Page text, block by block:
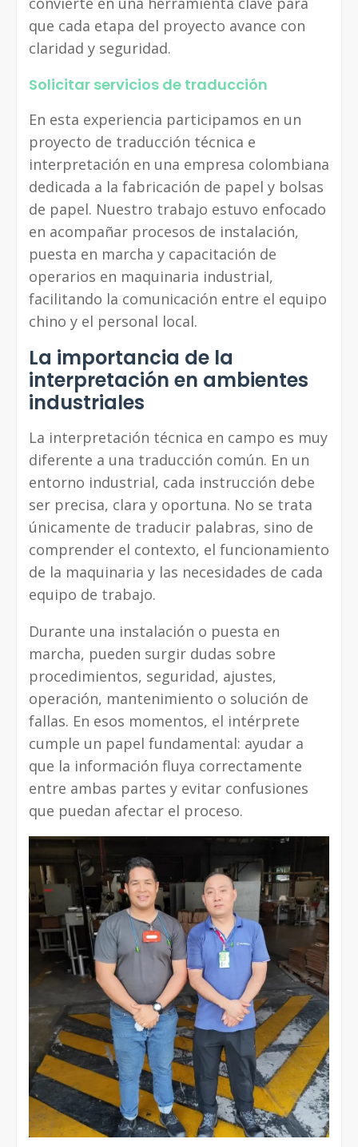
que cada etapa del proyecto avance con
claridad y seguridad.
Solicitar servicios de traducción
En esta experiencia participamos en un
proyecto de traducción técnica e
interpretación en una empresa colombiana
dedicada a la fabricación de papel y bolsas
de papel. Nuestro trabajo estuvo enfocado
en acompañar procesos de instalación,
puesta en marcha y capacitación de
operarios en maquinaria industrial,
facilitando la comunicación entre el equipo
chino y el personal local.
La importancia de la
interpretación en ambientes
industriales
La interpretación técnica en campo es muy
diferente a una traducción común. En un
entorno industrial, cada instrucción debe
ser precisa, clara y oportuna. No se trata
únicamente de traducir palabras, sino de
comprender el contexto, el funcionamiento
de la maquinaria y las necesidades de cada
equipo de trabajo.
Durante una instalación o puesta en
marcha, pueden surgir dudas sobre
procedimientos, seguridad, ajustes,
operación, mantenimiento o solución de
fallas. En esos momentos, el intérprete
cumple un papel fundamental: ayudar a
que la información fluya correctamente
entre ambas partes y evitar confusiones
que puedan afectar el proceso.